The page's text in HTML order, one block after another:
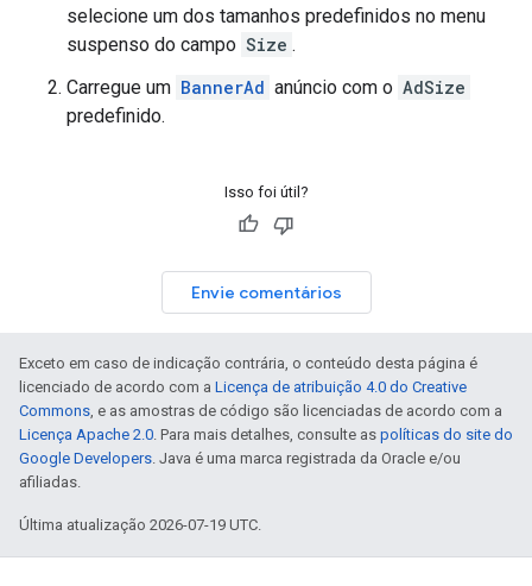
selecione um dos tamanhos predefinidos no menu
suspenso do campo Size .
Carregue um BannerAd anúncio com o AdSize
predefinido.
Isso foi útil?
Envie comentários
Exceto em caso de indicação contrária, o conteúdo desta página é
licenciado de acordo com a Licença de atribuição 4.0 do Creative
Commons, e as amostras de código são licenciadas de acordo com a
Licença Apache 2.0. Para mais detalhes, consulte as políticas do site do
Google Developers. Java é uma marca registrada da Oracle e/ou
afiliadas.
Última atualização 2026-07-19 UTC.